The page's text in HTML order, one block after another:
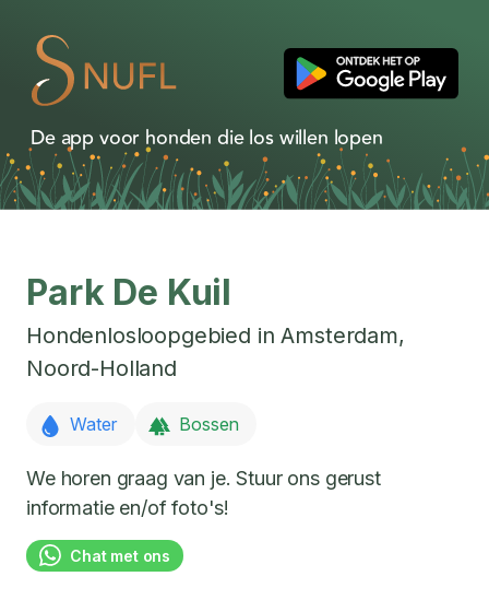
De app voor honden die los willen lopen
Park De Kuil
Hondenlosloopgebied in Amsterdam,
Noord-Holland
Water Bossen
We horen graag van je. Stuur ons gerust
informatie en/of foto's!
Chat met ons